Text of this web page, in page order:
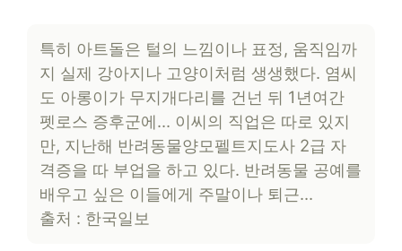
특히 아트돌은 털의 느낌이나 표정, 움직임까
지 실제 강아지나 고양이처럼 생생했다. 염씨
도 아롱이가 무지개다리를 건넌 뒤 1년여간
펫로스 증후군에… 이씨의 직업은 따로 있지
만, 지난해 반려동물양모펠트지도사 2급 자
격증을 따 부업을 하고 있다. 반려동물 공예를
배우고 싶은 이들에게 주말이나 퇴근…
출처 : 한국일보